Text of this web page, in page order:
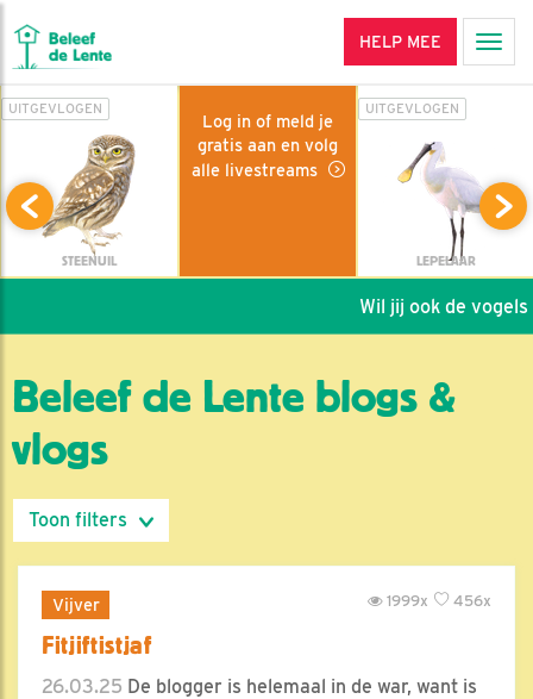
HELP MEE
UITGEVLOGEN
STEENUIL
Log in of meld je
gratis aan en volg
alle livestreams
UITGEVLOGEN
LEPELAAR
Wil jij ook de vogels
Beleef de Lente blogs &
vlogs
Vijver 456x
1999x
Fitjiftistjaf
26.03.25 De blogger is helemaal in de war, want is